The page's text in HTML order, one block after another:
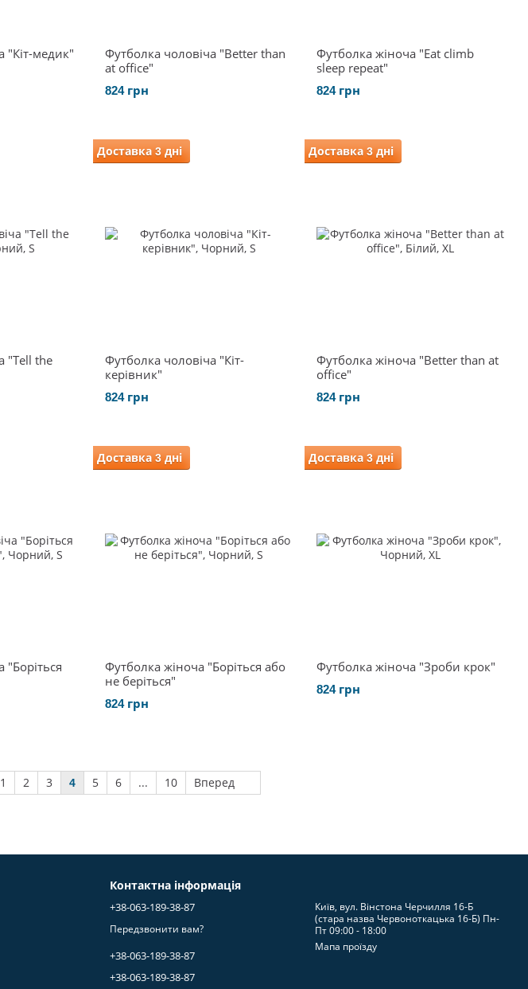
"Кіт-медик"
Футболка чоловіча "Better than
at office"
824 грн
Футболка жіноча "Eat climb
sleep repeat"
824 грн
"Tell the
Доставка 3 дні
Футболка чоловіча "Кіт-
керівник"
824 грн
Доставка 3 дні
Футболка жіноча "Better than at
office"
824 грн
"Боріться
Доставка 3 дні
Футболка жіноча "Боріться або
не беріться"
824 грн
Доставка 3 дні
Футболка жіноча "Зроби крок"
824 грн
1 2 3 4 5 6 ... 10 Вперед
Контактна інформація
+38-063-189-38-87
Передзвонити вам?
+38-063-189-38-87
+38-063-189-38-87
Київ, вул. Вінстона Черчилля 16-Б
(стара назва Червоноткацька 16-Б) Пн-
Пт 09:00 - 18:00
Мапа проїзду